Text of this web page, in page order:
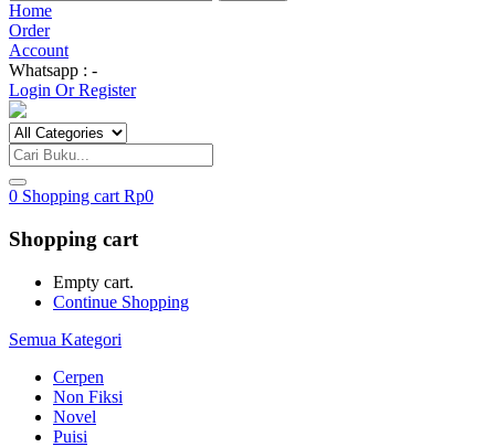
Home
Order
Account
Whatsapp : -
Login Or Register
0 Shopping cart Rp0
Shopping cart
Empty cart.
Continue Shopping
Semua Kategori
Cerpen
Non Fiksi
Novel
Puisi